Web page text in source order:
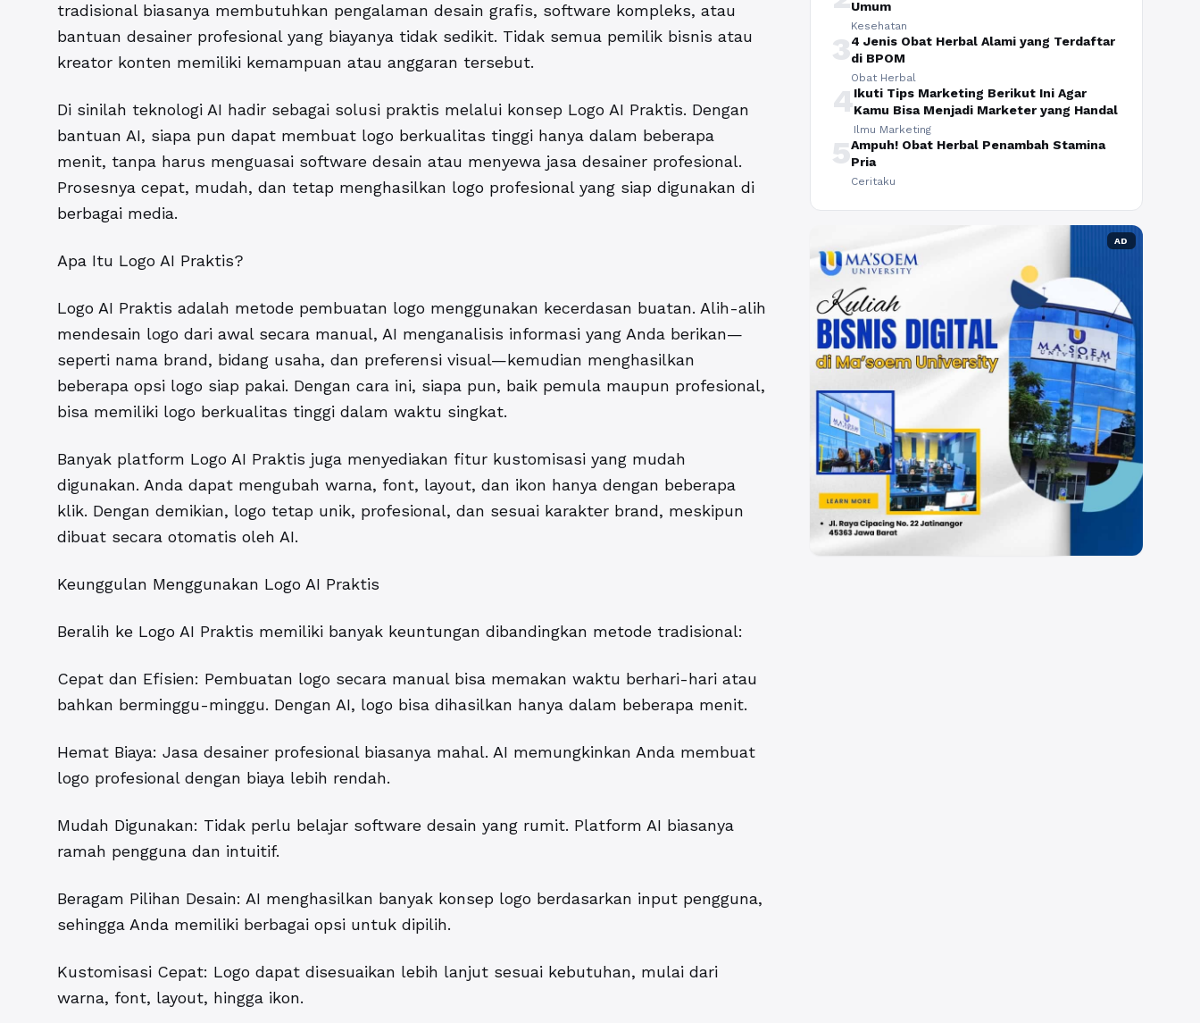
tradisional biasanya membutuhkan pengalaman desain grafis, software kompleks, atau
bantuan desainer profesional yang biayanya tidak sedikit. Tidak semua pemilik bisnis atau
kreator konten memiliki kemampuan atau anggaran tersebut.
Di sinilah teknologi AI hadir sebagai solusi praktis melalui konsep Logo AI Praktis. Dengan
bantuan AI, siapa pun dapat membuat logo berkualitas tinggi hanya dalam beberapa
menit, tanpa harus menguasai software desain atau menyewa jasa desainer profesional.
Prosesnya cepat, mudah, dan tetap menghasilkan logo profesional yang siap digunakan di
berbagai media.
Apa Itu Logo AI Praktis?
Logo AI Praktis adalah metode pembuatan logo menggunakan kecerdasan buatan. Alih-alih
mendesain logo dari awal secara manual, AI menganalisis informasi yang Anda berikan—
seperti nama brand, bidang usaha, dan preferensi visual—kemudian menghasilkan
beberapa opsi logo siap pakai. Dengan cara ini, siapa pun, baik pemula maupun profesional,
bisa memiliki logo berkualitas tinggi dalam waktu singkat.
Banyak platform Logo AI Praktis juga menyediakan fitur kustomisasi yang mudah
digunakan. Anda dapat mengubah warna, font, layout, dan ikon hanya dengan beberapa
klik. Dengan demikian, logo tetap unik, profesional, dan sesuai karakter brand, meskipun
dibuat secara otomatis oleh AI.
Keunggulan Menggunakan Logo AI Praktis
Beralih ke Logo AI Praktis memiliki banyak keuntungan dibandingkan metode tradisional:
Cepat dan Efisien: Pembuatan logo secara manual bisa memakan waktu berhari-hari atau
bahkan berminggu-minggu. Dengan AI, logo bisa dihasilkan hanya dalam beberapa menit.
Hemat Biaya: Jasa desainer profesional biasanya mahal. AI memungkinkan Anda membuat
logo profesional dengan biaya lebih rendah.
Mudah Digunakan: Tidak perlu belajar software desain yang rumit. Platform AI biasanya
ramah pengguna dan intuitif.
Beragam Pilihan Desain: AI menghasilkan banyak konsep logo berdasarkan input pengguna,
sehingga Anda memiliki berbagai opsi untuk dipilih.
Kustomisasi Cepat: Logo dapat disesuaikan lebih lanjut sesuai kebutuhan, mulai dari
warna, font, layout, hingga ikon.
Umum
Kesehatan
34 Jenis Obat Herbal Alami yang Terdaftar
di BPOM
Obat Herbal
4Ikuti Tips Marketing Berikut Ini Agar
Kamu Bisa Menjadi Marketer yang Handal
Ilmu Marketing
5Ampuh! Obat Herbal Penambah Stamina
Pria
Ceritaku
AD